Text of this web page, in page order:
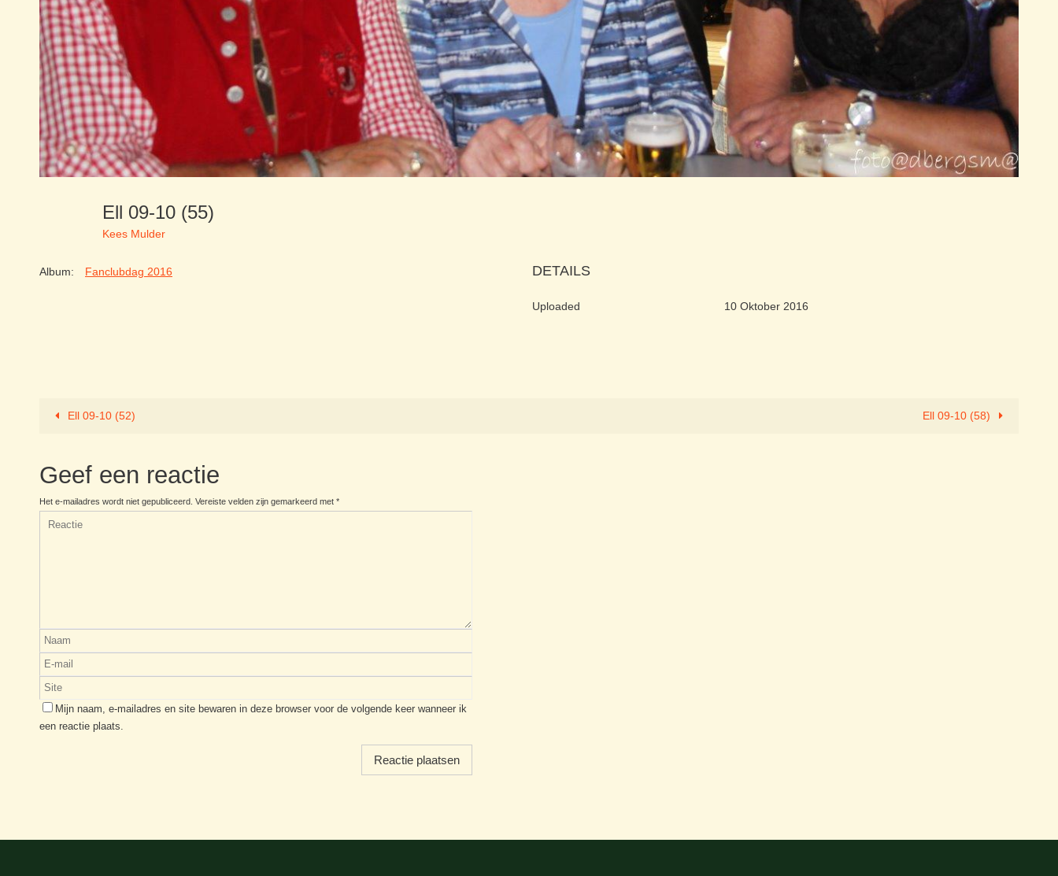
Ell 09-10 (55)
Kees Mulder
Album: Fanclubdag 2016 DETAILS
Uploaded 10 Oktober 2016
Ell 09-10 (52) Ell 09-10 (58)
Geef een reactie
Het e-mailadres wordt niet gepubliceerd. Vereiste velden zijn gemarkeerd met *
Mijn naam, e-mailadres en site bewaren in deze browser voor de volgende keer wanneer ik
een reactie plaats.